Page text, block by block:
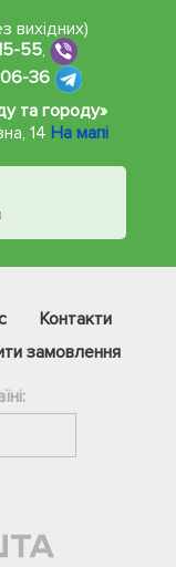
вихідних)
55,
36
та городу»
14 На мапі
Контакти
замовлення
Телеграм